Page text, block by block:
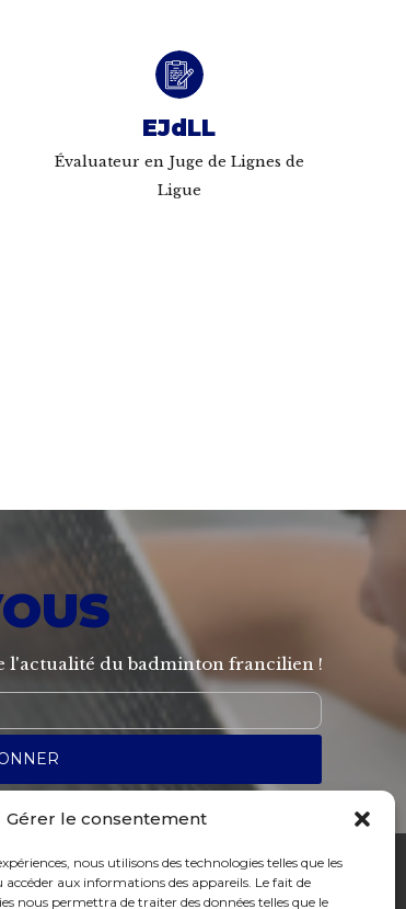
Gérer le consentement
nous utilisons des technologies telles que les
aux informations des appareils. Le fait de
nous permettra de traiter des données telles que le
EJdLL
Évaluateur en Juge de Lignes de
Ligue
l'actualité du badminton francilien !